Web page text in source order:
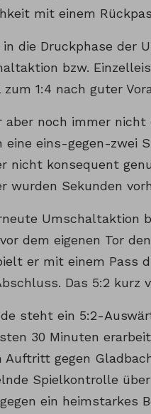
mit einem
die Druckphase der
bzw.
zum 1:4 nach guter
aber noch immer
eine eins-gegen-zwei
nicht konsequent
wurden Sekunden
Umschaltaktion
dem eigenen Tor
er mit einem Pass
Das 5:2 kurz
steht ein 5:2-
30 Minuten
Auftritt gegen
Spielkontrolle
ein heimstarkes